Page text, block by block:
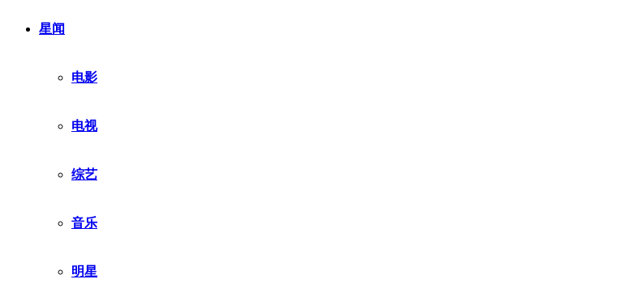
星闻
电影
电视
综艺
音乐
明星